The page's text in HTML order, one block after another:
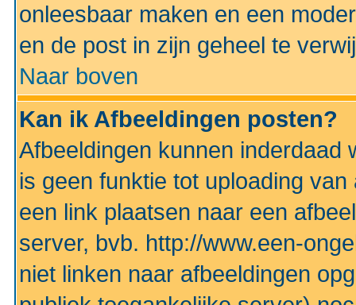
onleesbaar maken en een
en de post in zijn geheel te
Naar boven
Kan ik Afbeeldingen posten?
Afbeeldingen kunnen inderdaad
is geen funktie tot uploading
een link plaatsen naar een
server, bvb. http://www.een-
niet linken naar afbeeldingen